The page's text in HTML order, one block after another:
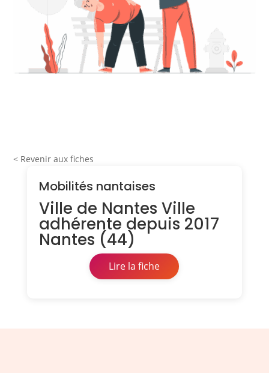
< Revenir aux fiches
Mobilités nantaises
Ville de Nantes Ville
adhérente depuis 2017
Nantes (44)
Lire la fiche